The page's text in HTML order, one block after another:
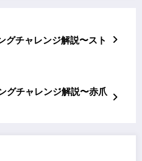
グチャレンジ解説〜スト
グチャレンジ解説〜赤爪